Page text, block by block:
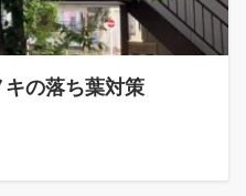
キの落ち葉対策